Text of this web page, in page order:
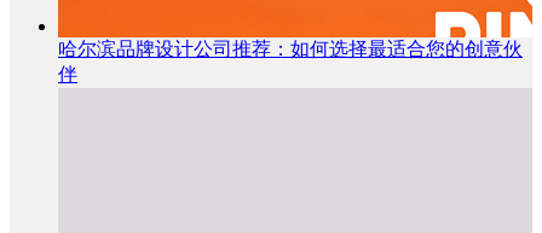
哈尔滨品牌设计公司推荐：如何选择最适合您的创意伙
伴